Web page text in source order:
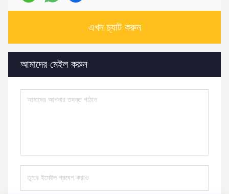
এখন চ্যাট করুন
আমাদের মেইল ​​করুন